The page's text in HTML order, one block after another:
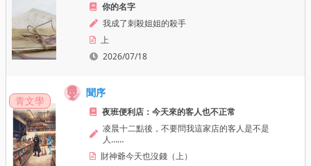
你的名字
我成了刺殺姐姐的殺手
上
2026/07/18
青文學
聞序
夜班便利店：今天來的客人也不正常
凌晨十二點後，不要問我這家店的客人是不是
人……
財神爺今天也沒錢（上）